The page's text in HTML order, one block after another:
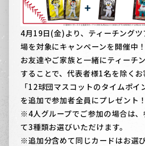
4月19日(金)より、ティーチングツ
場を対象にキャンペーンを開催中！
お友達やご家族と一緒にティーチ
することで、代表者様1名を除く
「12球団マスコットのタイムポイ
を追加で参加者全員にプレゼント！
※4人グループでご参加の場合は、
て3種類お選びいただけます。
※追加分含めて同じカードはお選